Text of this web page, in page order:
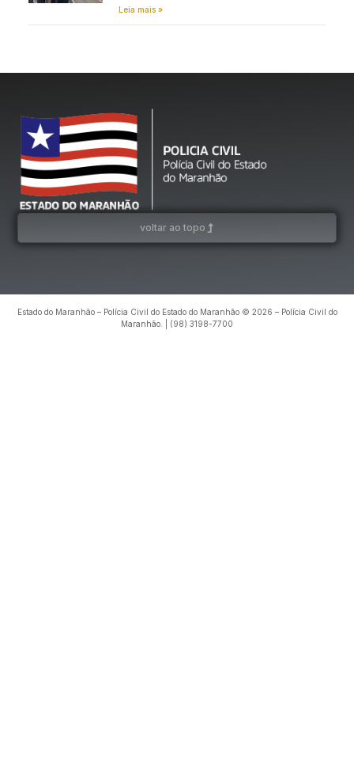
Leia mais »
voltar ao topo
Estado do Maranhão – Polícia Civil do Estado do Maranhão © 2026 – Polícia Civil do
Maranhão. | (98) 3198-7700